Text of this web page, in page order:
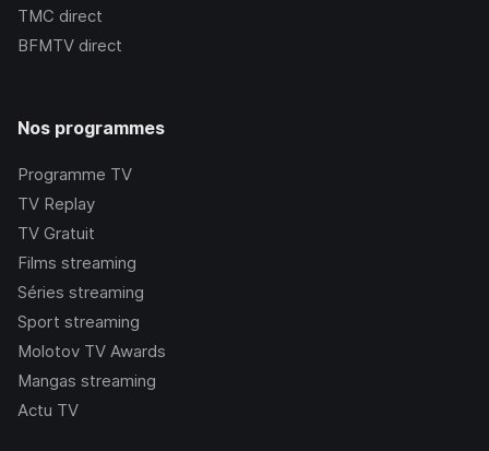
TMC direct
BFMTV direct
Nos programmes
Programme TV
TV Replay
TV Gratuit
Films streaming
Séries streaming
Sport streaming
Molotov TV Awards
Mangas streaming
Actu TV